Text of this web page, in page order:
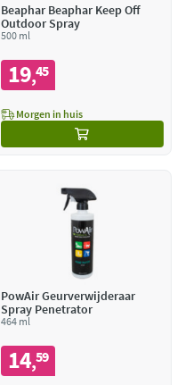
Beaphar Beaphar Keep Off
Outdoor Spray
500 ml
19,45
Morgen in huis
PowAir Geurverwijderaar
Spray Penetrator
464 ml
14,59